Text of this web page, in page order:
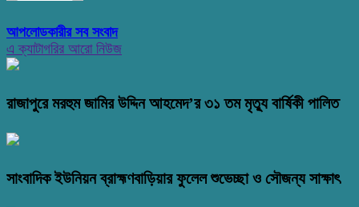
আপলোডকারীর সব সংবাদ
এ ক্যাটাগরির আরো নিউজ
রাজাপুরে মরহুম জামির উদ্দিন আহমেদ’র ৩১ তম মৃত্যু বার্ষিকী পালিত
সাংবাদিক ইউনিয়ন ব্রাহ্মণবাড়িয়ার ফুলেল শুভেচ্ছা ও সৌজন্য সাক্ষাৎ